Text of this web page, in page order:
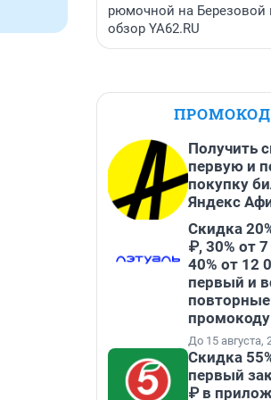
рюмочной на Березовой
обзор YA62.RU
Получить
первую и
покупку
Яндекс
Скидка
₽, 30% от
40% от 12
первый и
До 15 августа,
Скидка
первый
₽ в